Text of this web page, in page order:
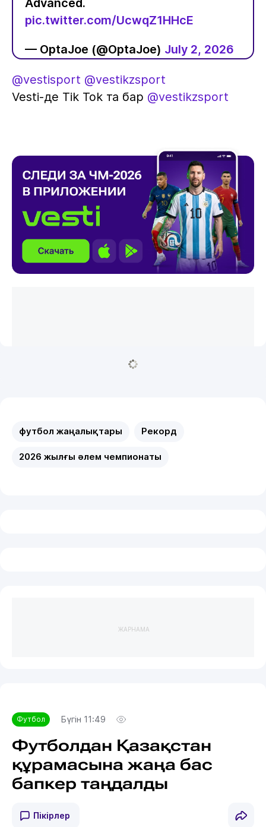
Advanced.
pic.twitter.com/UcwqZ1HHcE
— OptaJoe (@OptaJoe) July 2, 2026
@vestisport @vestikzsport
Vesti-де Tik Tok та бар @vestikzsport
футбол жаңалықтары Рекорд
2026 жылғы әлем чемпионаты
ЖАРНАМА
Футбол Бүгін 11:49
Футболдан Қазақстан
құрамасына жаңа бас
бапкер таңдалды
Пікірлер